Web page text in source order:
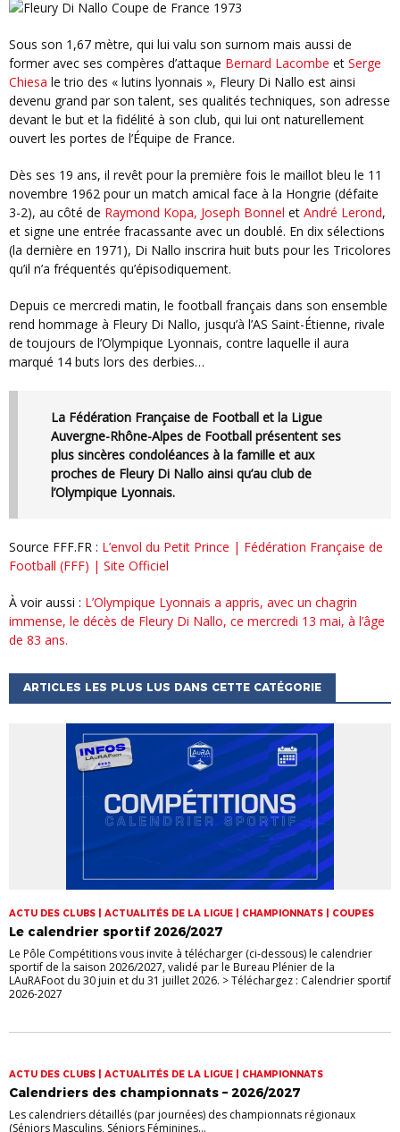
Sous son 1,67 mètre, qui lui valu son surnom mais aussi de
former avec ses compères d’attaque Bernard Lacombe et Serge
Chiesa le trio des « lutins lyonnais », Fleury Di Nallo est ainsi
devenu grand par son talent, ses qualités techniques, son adresse
devant le but et la fidélité à son club, qui lui ont naturellement
ouvert les portes de l’Équipe de France.
Dès ses 19 ans, il revêt pour la première fois le maillot bleu le 11
novembre 1962 pour un match amical face à la Hongrie (défaite
3-2), au côté de Raymond Kopa, Joseph Bonnel et André Lerond,
et signe une entrée fracassante avec un doublé. En dix sélections
(la dernière en 1971), Di Nallo inscrira huit buts pour les Tricolores
qu’il n’a fréquentés qu’épisodiquement.
Depuis ce mercredi matin, le football français dans son ensemble
rend hommage à Fleury Di Nallo, jusqu’à l’AS Saint-Étienne, rivale
de toujours de l’Olympique Lyonnais, contre laquelle il aura
marqué 14 buts lors des derbies…
La Fédération Française de Football et la Ligue
Auvergne-Rhône-Alpes de Football présentent ses
plus sincères condoléances à la famille et aux
proches de Fleury Di Nallo ainsi qu’au club de
l’Olympique Lyonnais.
source FFF.FR : L’envol du Petit Prince | Fédération Française de
Football (FFF) | Site Officiel
à voir aussi : L’Olympique Lyonnais a appris, avec un chagrin
immense, le décès de Fleury Di Nallo, ce mercredi 13 mai, à l’âge
de 83 ans.
ARTICLES LES PLUS LUS DANS CETTE CATÉGORIE
ACTU DES CLUBS | ACTUALITÉS DE LA LIGUE | CHAMPIONNATS | COUPES
Le calendrier sportif 2026/2027
Le Pôle Compétitions vous invite à télécharger (ci-dessous) le calendrier
sportif de la saison 2026/2027, validé par le Bureau Plénier de la
LAuRAFoot du 30 juin et du 31 juillet 2026. > Téléchargez : Calendrier sportif
2026-2027
ACTU DES CLUBS | ACTUALITÉS DE LA LIGUE | CHAMPIONNATS
Calendriers des championnats – 2026/2027
Les calendriers détaillés (par journées) des championnats régionaux
(Séniors Masculins, Séniors Féminines...